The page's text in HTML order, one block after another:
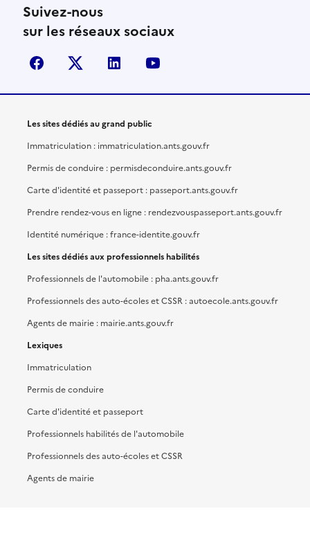
Suivez-nous
sur les réseaux sociaux
facebook X (anciennement Twitter)
linkedin
Les sites dédiés au grand public
Immatriculation : immatriculation.ants.gouv.fr
Permis de conduire : permisdeconduire.ants.gouv.fr
Carte d'identité et passeport : passeport.ants.gouv.fr
Prendre rendez-vous en ligne : rendezvouspasseport.ants.gouv.fr
Identité numérique : france-identite.gouv.fr
Les sites dédiés aux professionnels habilités
Professionnels de l'automobile : pha.ants.gouv.fr
Professionnels des auto-écoles et CSSR : autoecole.ants.gouv.fr
Agents de mairie : mairie.ants.gouv.fr
Lexiques
Immatriculation
Permis de conduire
Carte d'identité et passeport
Professionnels habilités de l'automobile
Professionnels des auto-écoles et CSSR
Agents de mairie